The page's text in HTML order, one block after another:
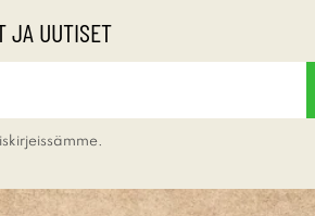
JA UUTISET